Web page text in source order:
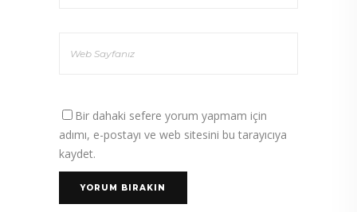
Bir dahaki sefere yorum yapmam için
adımı, e-postayı ve web sitesini bu tarayıcıya
kaydet.